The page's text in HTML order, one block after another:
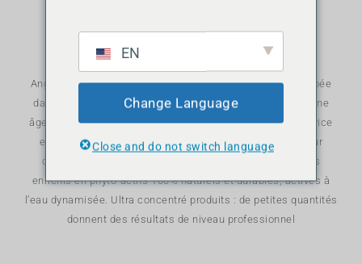
ANGELA LAGANA
Angela Lagana, créatrice de la marque éponyme, est tombée
dans le bain des cosmétiques et du soin dés son plus jeune
âge. Ella a rejoint la société familiale en tant que formulatrice
et a tout naturellement développée sa ligne de soins pour
cheveux. Une collection de bains et masques capillaires
enrichis en phyto-actifs 100% naturels et durables, activés à
l’eau dynamisée. Ultra concentré produits : de petites quantités
donnent des résultats de niveau professionnel
EN
Change Language
Close and do not switch language